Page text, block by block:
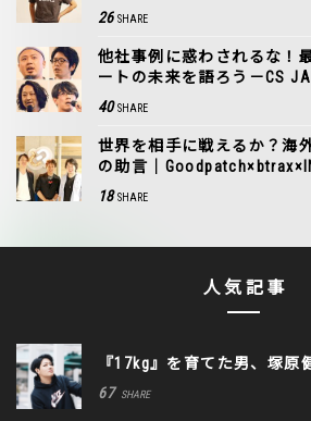
26 SHARE
他社事例に惑わされるな！
ートの未来を語ろう－CS
40 SHARE
世界を相手に戦えるか？海
の助言｜
18 SHARE
人気記事
『17kg』を育てた男、塚原
67 SHARE